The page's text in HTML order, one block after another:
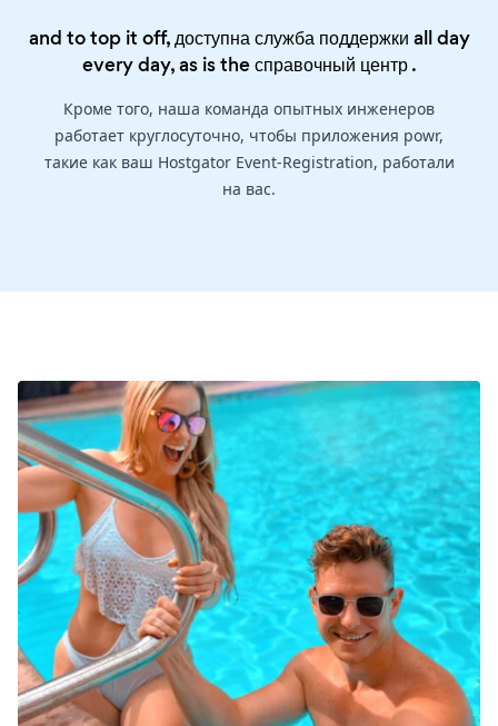
and to top it off, доступна служба поддержки all day
every day, as is theсправочный центр.
Кроме того, наша команда опытных инженеров
работает круглосуточно, чтобы приложения powr,
такие как ваш Hostgator Event-Registration, работали
на вас.